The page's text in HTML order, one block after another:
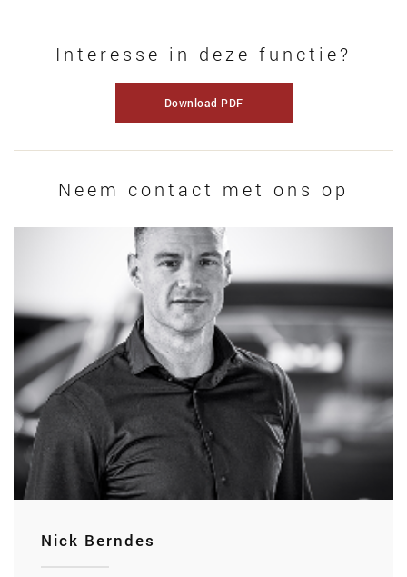
Interesse in deze functie?
Download PDF
Neem contact met ons op
Nick Berndes